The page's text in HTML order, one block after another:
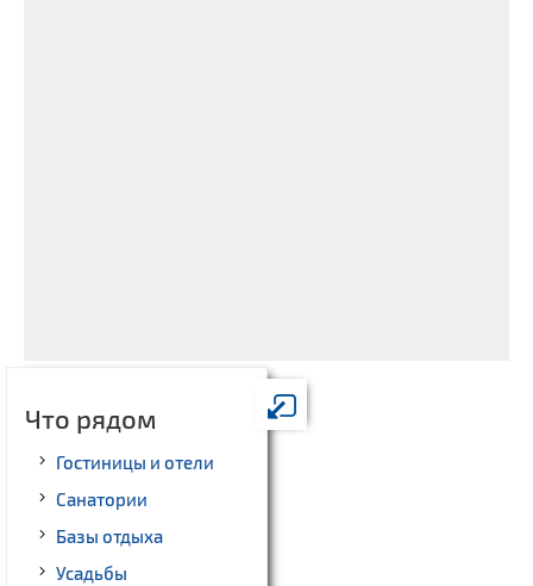
Что рядом
Гостиницы и отели
Санатории
Базы отдыха
Усадьбы